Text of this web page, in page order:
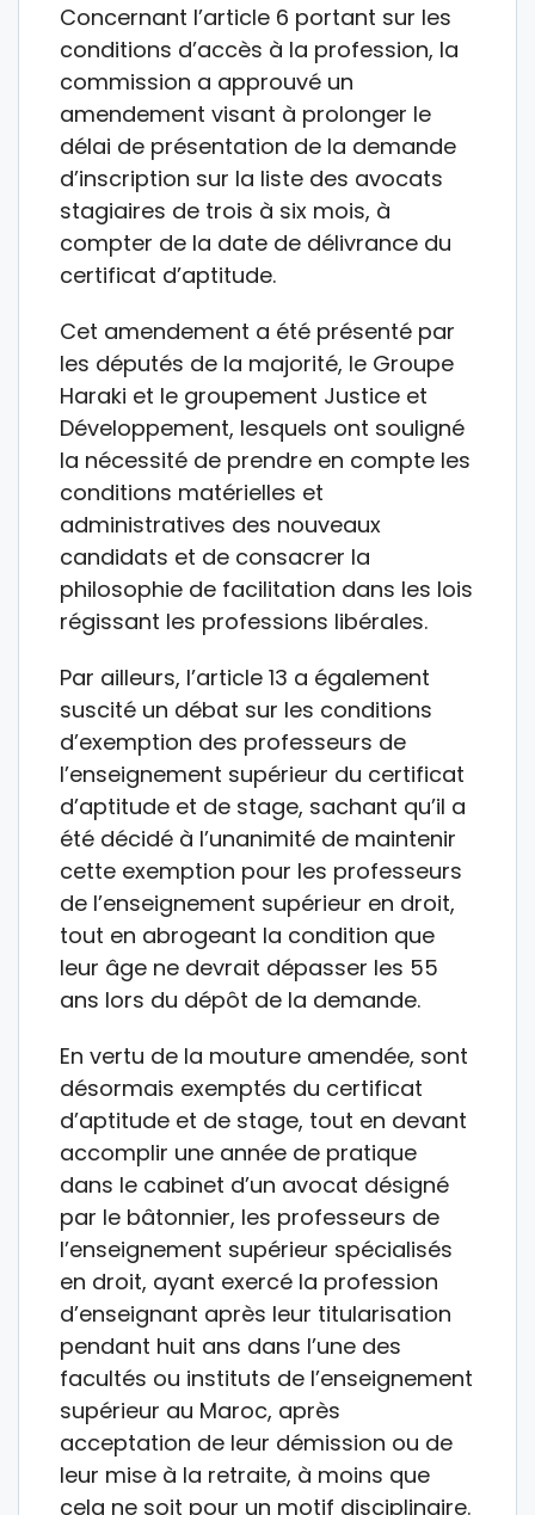
Concernant l’article 6 portant sur les
conditions d’accès à la profession, la
commission a approuvé un
amendement visant à prolonger le
délai de présentation de la demande
d’inscription sur la liste des avocats
stagiaires de trois à six mois, à
compter de la date de délivrance du
certificat d’aptitude.
Cet amendement a été présenté par
les députés de la majorité, le Groupe
Haraki et le groupement Justice et
Développement, lesquels ont souligné
la nécessité de prendre en compte les
conditions matérielles et
administratives des nouveaux
candidats et de consacrer la
philosophie de facilitation dans les lois
régissant les professions libérales.
Par ailleurs, l’article 13 a également
suscité un débat sur les conditions
d’exemption des professeurs de
l’enseignement supérieur du certificat
d’aptitude et de stage, sachant qu’il a
été décidé à l’unanimité de maintenir
cette exemption pour les professeurs
de l’enseignement supérieur en droit,
tout en abrogeant la condition que
leur âge ne devrait dépasser les 55
ans lors du dépôt de la demande.
En vertu de la mouture amendée, sont
désormais exemptés du certificat
d’aptitude et de stage, tout en devant
accomplir une année de pratique
dans le cabinet d’un avocat désigné
par le bâtonnier, les professeurs de
l’enseignement supérieur spécialisés
en droit, ayant exercé la profession
d’enseignant après leur titularisation
pendant huit ans dans l’une des
facultés ou instituts de l’enseignement
supérieur au Maroc, après
acceptation de leur démission ou de
leur mise à la retraite, à moins que
cela ne soit pour un motif disciplinaire.